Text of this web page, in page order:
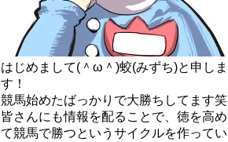
はじめまして(＾ω＾)蛟(みずち)と申しま
す！
競馬始めたばっかりで大勝ちしてます笑
皆さんにも情報を配ることで、徳を高め
て競馬で勝つというサイクルを作ってい